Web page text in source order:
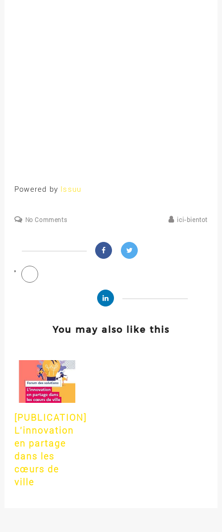
Powered by Issuu
No Comments ici-bientot
You may also like this
[PUBLICATION]
L’innovation
en partage
dans les
cœurs de
ville